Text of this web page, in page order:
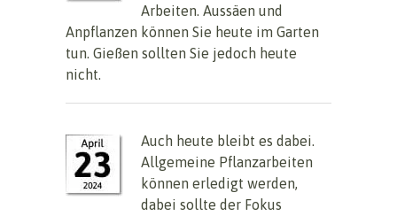
Arbeiten. Aussäen und
Anpflanzen können Sie heute im Garten
tun. Gießen sollten Sie jedoch heute
nicht.
Auch heute bleibt es dabei.
Allgemeine Pflanzarbeiten
können erledigt werden,
dabei sollte der Fokus